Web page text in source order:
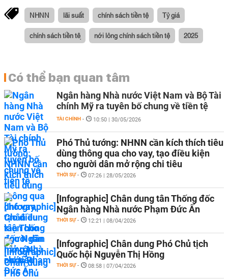
NHNN lãi suất chính sách tiền tệ Tỷ giá
chính sách tiền tệ nới lỏng chính sách tiền tệ 2025
Có thể bạn quan tâm
Ngân hàng Nhà nước Việt Nam và Bộ Tài
chính Mỹ ra tuyên bố chung về tiền tệ
TÀI CHÍNH - 10:50 | 30/05/2026
Phó Thủ tướng: NHNN cần kích thích tiêu
dùng thông qua cho vay, tạo điều kiện
cho người dân mở rộng chi tiêu
THỜI SỰ - 07:26 | 28/05/2026
[Infographic] Chân dung tân Thống đốc
Ngân hàng Nhà nước Phạm Đức Ấn
THỜI SỰ - 12:21 | 08/04/2026
[Infographic] Chân dung Phó Chủ tịch
Quốc hội Nguyễn Thị Hồng
THỜI SỰ - 08:58 | 07/04/2026